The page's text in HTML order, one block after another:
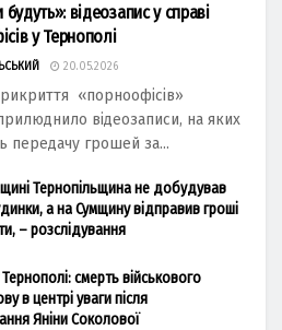
відеозапис у справі
у Тернополі
20.05.2026
«порноофісів»
відеозаписи, на яких
передачу грошей за...
Тернопільщина не добудував
а на Сумщину відправив гроші
– розслідування
смерть військового
в центрі уваги після
Яніни Соколової